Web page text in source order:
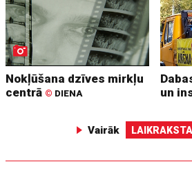
Nokļūšana dzīves mirkļu
centrā © DIENA
un
Vairāk